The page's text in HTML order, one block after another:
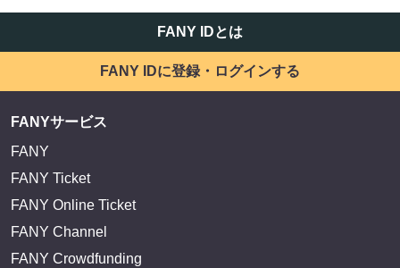
FANY IDとは
FANY IDに登録・ログインする
FANYサービス
FANY
FANY Ticket
FANY Online Ticket
FANY Channel
FANY Crowdfunding